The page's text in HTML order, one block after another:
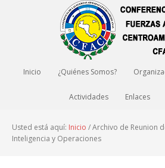
Inicio ¿Quiénes Somos?
Actividades Enlaces
Usted está aquí: Inicio /Archivo de Reunion
Inteligencia y Operaciones